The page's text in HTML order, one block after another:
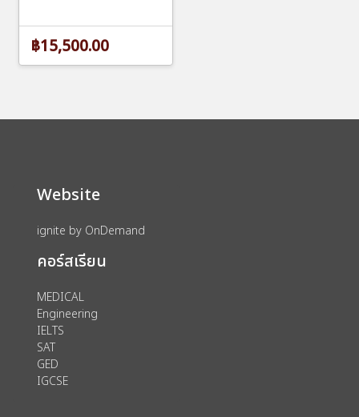
฿15,500.00
Website
ignite by OnDemand
คอร์สเรียน
MEDICAL
Engineering
IELTS
SAT
GED
IGCSE